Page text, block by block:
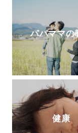
パパママの
健康